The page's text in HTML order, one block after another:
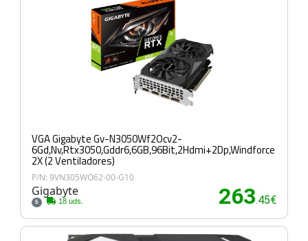
VGA Gigabyte Gv-N3050Wf2Ocv2-
6Gd,Nv,Rtx3050,Gddr6,6GB,96Bit,2Hdmi+2Dp,Windforce
2X (2 Ventiladores)
P/N: 9VN305WO62-00-G10
Gigabyte
5 18 uds. 263.45€